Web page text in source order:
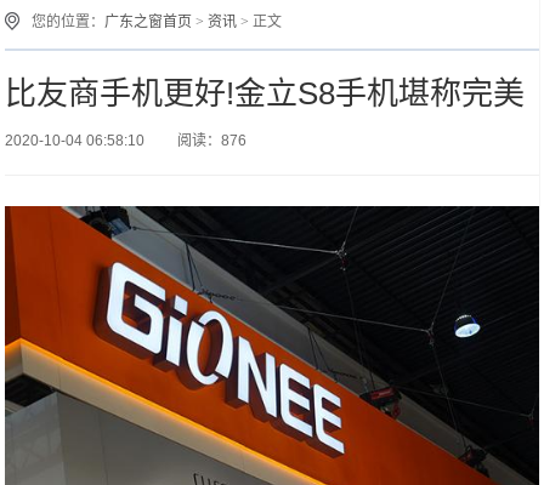
您的位置： 广东之窗首页 >资讯 > 正文
比友商手机更好!金立S8手机堪称完美
2020-10-04 06:58:10 阅读：876